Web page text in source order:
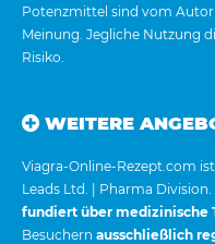
Potenzmittel sind vom
Meinung. Jegliche Nutzung
Risiko.
WEITERE
Viagra-Online-Rezept.com
Leads Ltd. | Pharma
fundiert über medizinische
Besuchern ausschließlich